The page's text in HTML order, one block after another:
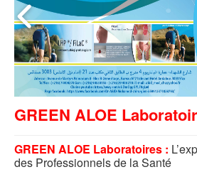
GREEN ALOE
GREEN ALOE Laboratoires :
des Professionnels de la Santé